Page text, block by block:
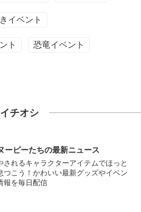
イベント
ト 恐竜イベント
チオシ
ーピーたちの最新ニュース
されるキャラクターアイテムでほっと
つこう！かわいい最新グッズやイベン
報を毎日配信